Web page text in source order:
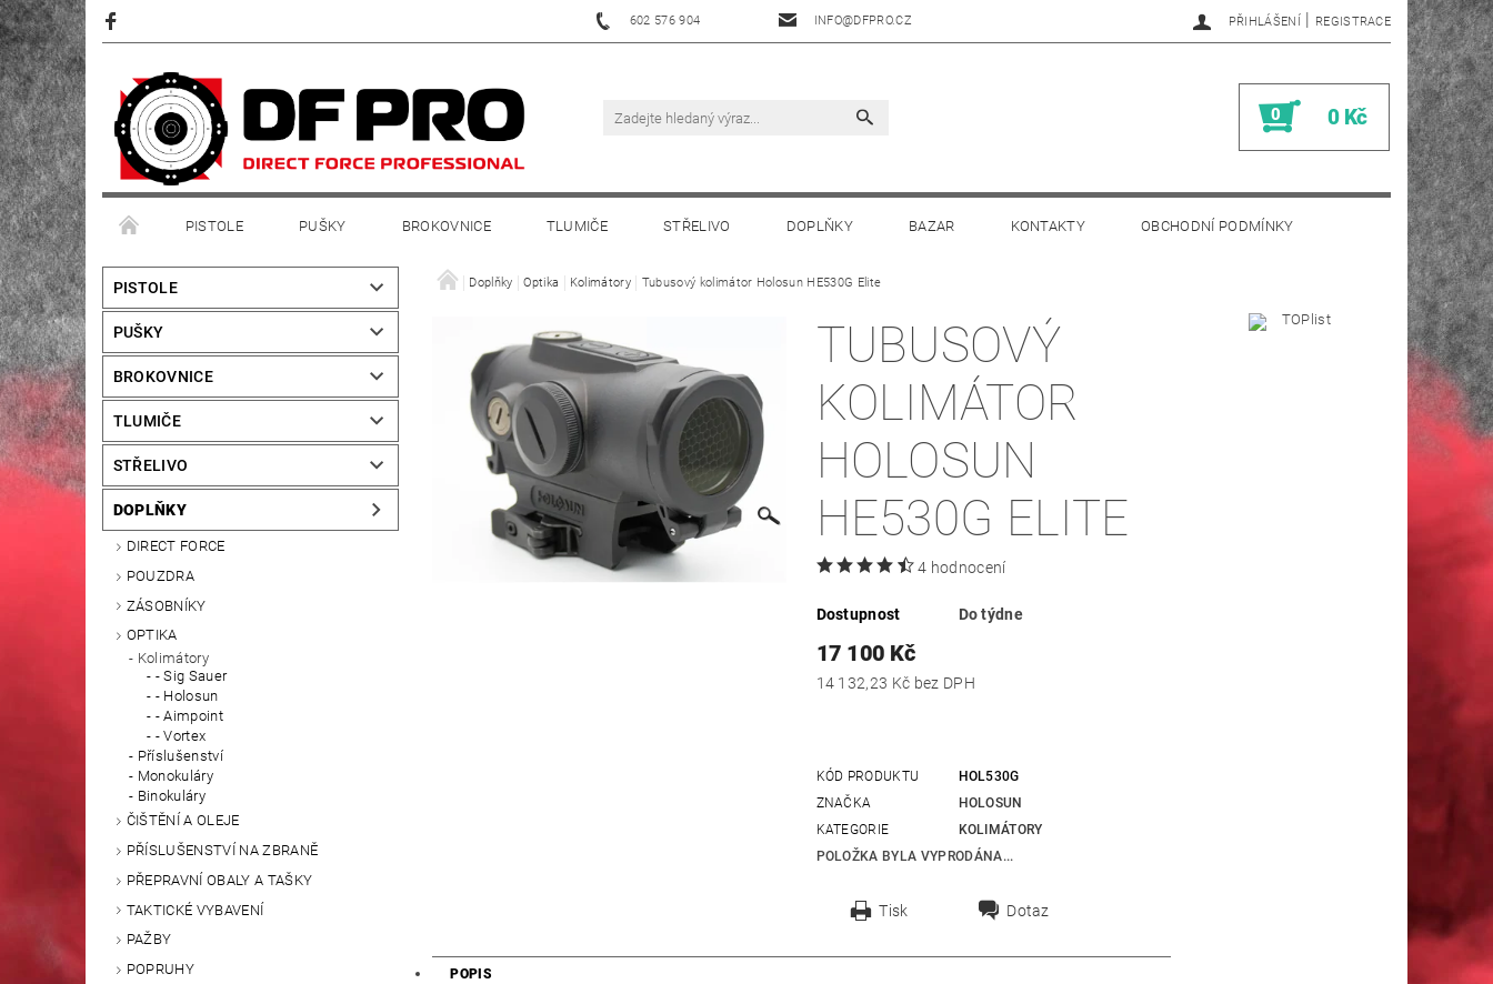
602 576 904 INFO@DFPRO.CZ PŘIHLÁŠENÍ | REGISTRACE
0 0 Kč
PISTOLE PUŠKY BROKOVNICE TLUMIČE STŘELIVO DOPLŇKY BAZAR KONTAKTY OBCHODNÍ PODMÍNKY
PISTOLE
PUŠKY
BROKOVNICE
TLUMIČE
STŘELIVO
DOPLŇKY
DIRECT FORCE
POUZDRA
ZÁSOBNÍKY
OPTIKA
Kolimátory
- Sig Sauer
- Holosun
- Aimpoint
- Vortex
Příslušenství
Monokuláry
Binokuláry
ČIŠTĚNÍ A OLEJE
PŘÍSLUŠENSTVÍ NA ZBRANĚ
PŘEPRAVNÍ OBALY A TAŠKY
TAKTICKÉ VYBAVENÍ
PAŽBY
POPRUHY
Doplňky Optika Kolimátory Tubusový kolimátor Holosun HE530G Elite
TUBUSOVÝ
KOLIMÁTOR
HOLOSUN
HE530G ELITE
4 hodnocení
Dostupnost Do týdne
17 100 Kč
14 132,23 Kč bez DPH
KÓD PRODUKTU
HOL530G
ZNAČKA
HOLOSUN
KATEGORIE
KOLIMÁTORY
POLOŽKA BYLA VYPRODÁNA...
Tisk Dotaz
POPIS